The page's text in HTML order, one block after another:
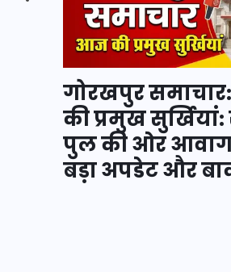
गोरखपुर
की प्रमुख सुर्खियां:
पुल की ओर
बड़ा अपडेट और